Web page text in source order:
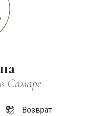
Самаре
Возврат